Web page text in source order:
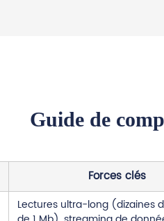
Guide de
Forces clés
Lectures ultra-long (dizaines